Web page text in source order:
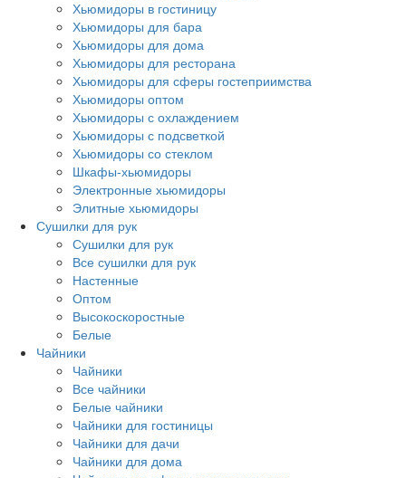
Хьюмидоры в гостиницу
Хьюмидоры для бара
Хьюмидоры для дома
Хьюмидоры для ресторана
Хьюмидоры для сферы гостеприимства
Хьюмидоры оптом
Хьюмидоры с охлаждением
Хьюмидоры с подсветкой
Хьюмидоры со стеклом
Шкафы-хьюмидоры
Электронные хьюмидоры
Элитные хьюмидоры
Сушилки для рук
Сушилки для рук
Все сушилки для рук
Настенные
Оптом
Высокоскоростные
Белые
Чайники
Чайники
Все чайники
Белые чайники
Чайники для гостиницы
Чайники для дачи
Чайники для дома